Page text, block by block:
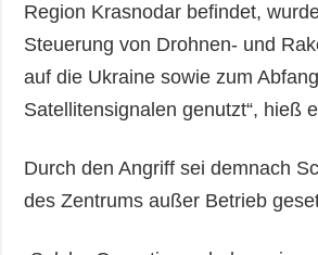
Region Krasnodar befindet,
Steuerung von Drohnen- und
auf die Ukraine sowie zum
Satellitensignalen genutzt“, hieß
Durch den Angriff sei demnach
des Zentrums außer Betrieb